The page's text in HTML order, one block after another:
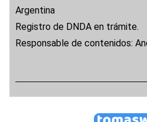
Argentina
Registro de DNDA en trámite.
Responsable de contenidos: